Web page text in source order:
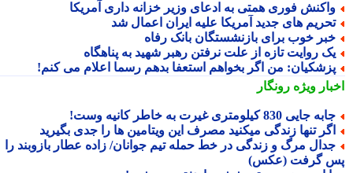
فوری همتی به ادعای وزیر خزانه داری آمریکا
های جدید آمریکا علیه ایران اعمال شد
خوب برای بازنشستگان بانک رفاه
روایت تازه از علت نرفتن رهبر شهید به پناهگاه
من اگر بخواهم استعفا بدهم رسما اعلام می کنم!
ویژهرونگار
جایی 830 کیلومتری غیرت به خاطر کانیه وست!
تنها زندگی میکنید مصرف این ویتامین ها را جدی بگیرید
مرگ و زندگی در خط حمله تیم جوانان/ زاده عطار بازوبند را
گرفت (عکس)